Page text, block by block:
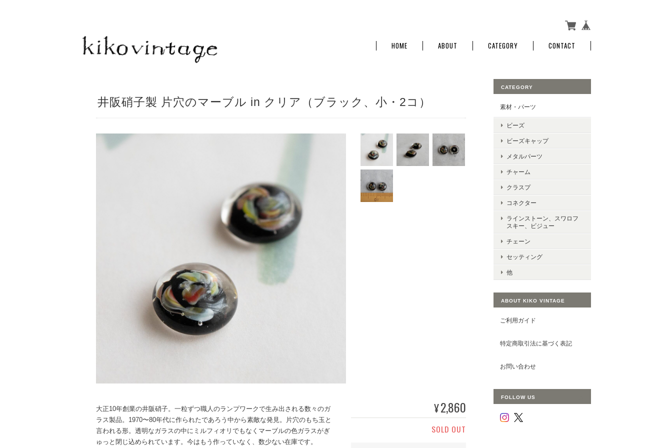
HOME ABOUT CATEGORY CONTACT
井阪硝子製 片穴のマーブル in クリア（ブラック、小・2コ）
大正10年創業の井阪硝子。一粒ずつ職人のランプワークで生み出される数々のガ
ラス製品。1970〜80年代に作られたであろう中から素敵な発見。片穴のもち玉と
言われる形。透明なガラスの中にミルフィオリでもなくマーブルの色ガラスがぎ
ゅっと閉じ込められています。今はもう作っていなく、数少ない在庫です。
¥2,860
SOLD OUT
CATEGORY
素材・パーツ
ビーズ
ビーズキャップ
メタルパーツ
チャーム
クラスプ
コネクター
ラインストーン、スワロフ
スキー、ビジュー
チェーン
セッティング
他
ABOUT KIKO VINTAGE
ご利用ガイド
特定商取引法に基づく表記
お問い合わせ
FOLLOW US